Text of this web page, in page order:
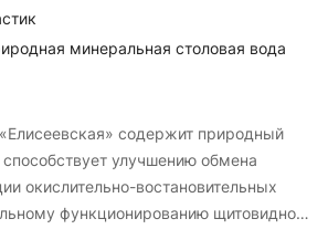
минеральная столовая вода
содержит природный
улучшению обмена
окислительно-востановительных
функционированию щитовидной